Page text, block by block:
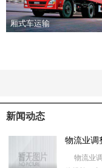
厢式车运输
新闻动态
物流业调
物流业调